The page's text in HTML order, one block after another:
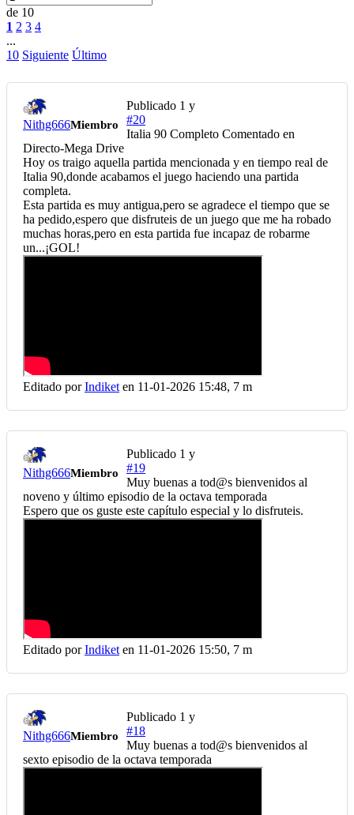
de 10
1 2 3 4
...
10 Siguiente Último
Nithg666Miembro
Publicado 1 y
#20
Italia 90 Completo Comentado en
Directo-Mega Drive
Hoy os traigo aquella partida mencionada y en tiempo real de
Italia 90,donde acabamos el juego haciendo una partida
completa.
Esta partida es muy antigua,pero se agradece el tiempo que se
ha pedido,espero que disfruteis de un juego que me ha robado
muchas horas,pero en esta partida fue incapaz de robarme
un...¡GOL!
Editado porIndiket en 11-01-2026 15:48, 7 m
Nithg666Miembro
Publicado 1 y
#19
Muy buenas a tod@s bienvenidos al
noveno y último episodio de la octava temporada
Espero que os guste este capítulo especial y lo disfruteis.
Editado porIndiket en 11-01-2026 15:50, 7 m
Nithg666Miembro
Publicado 1 y
#18
Muy buenas a tod@s bienvenidos al
sexto episodio de la octava temporada